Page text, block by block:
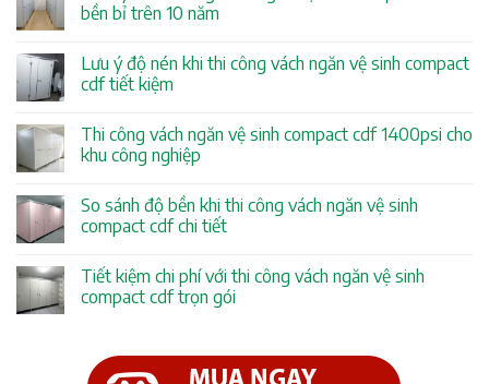
bền bỉ trên 10 năm
Lưu ý độ nén khi thi công vách ngăn vệ sinh compact
cdf tiết kiệm
Thi công vách ngăn vệ sinh compact cdf 1400psi cho
khu công nghiệp
So sánh độ bền khi thi công vách ngăn vệ sinh
compact cdf chi tiết
Tiết kiệm chi phí với thi công vách ngăn vệ sinh
compact cdf trọn gói